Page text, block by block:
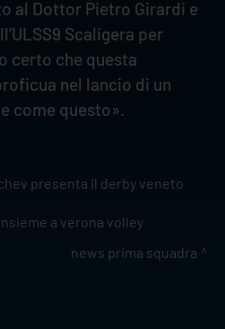
al Dottor Pietro Girardi e
Scaligera per
certo che questa
nel lancio di un
come questo».
presenta il derby veneto
a verona volley
news prima squadra